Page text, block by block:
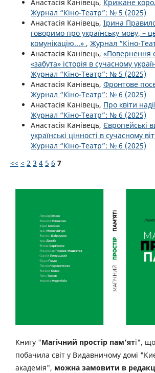
Анастасія Канівець, Крижане
Журнал “Кіно-Театр”: № 5 (2025)
Анастасія Канівець, Ірина
говоримо про українську мову, –
комунікацію...» , Журнал “Кіно-
Анастасія Канівець, «Повернення
«забута» історія в сучасному
Журнал “Кіно-Театр”: № 5 (2025)
Анастасія Канівець, Фронтове
Журнал “Кіно-Театр”: № 6 (2025)
Анастасія Канівець, Про квіти
Журнал “Кіно-Театр”: № 6 (2025)
Анастасія Канівець, Європейські
українські цінності в сучасному
Журнал “Кіно-Театр”: № 6 (2025)
<< < 2 3 4 5 6 7
Книгу "Магічний простір пам'яті",
побачила світ у Видавничому домі
академія", можна замовити в